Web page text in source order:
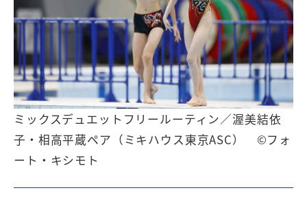
ミックスデュエットフリールーティン／渥美結依
子・相高平蔵ペア（ミキハウス東京ASC） ©フォ
ート・キシモト